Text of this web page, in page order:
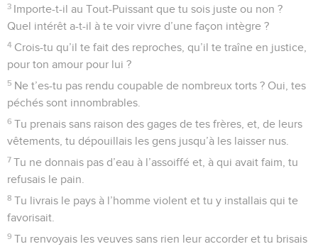
3 Importe-t-il au Tout-Puissant que tu sois juste ou non ?
Quel intérêt a-t-il à te voir vivre d’une façon intègre ?
4 Crois-tu qu’il te fait des reproches, qu’il te traîne en justice,
pour ton amour pour lui ?
5 Ne t’es-tu pas rendu coupable de nombreux torts ? Oui, tes
péchés sont innombrables.
6 Tu prenais sans raison des gages de tes frères, et, de leurs
vêtements, tu dépouillais les gens jusqu’à les laisser nus.
7 Tu ne donnais pas d’eau à l’assoiffé et, à qui avait faim, tu
refusais le pain.
8 Tu livrais le pays à l’homme violent et tu y installais qui te
favorisait.
9 Tu renvoyais les veuves sans rien leur accorder et tu brisais